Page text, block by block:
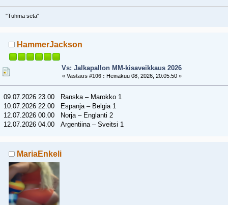
"Tuhma setä"
HammerJackson
Vs: Jalkapallon MM-kisaveikkaus 2026
« Vastaus #106 : Heinäkuu 08, 2026, 20:05:50 »
09.07.2026 23.00 Ranska – Marokko 1
10.07.2026 22.00 Espanja – Belgia 1
12.07.2026 00.00 Norja – Englanti 2
12.07.2026 04.00 Argentiina – Sveitsi 1
MariaEnkeli